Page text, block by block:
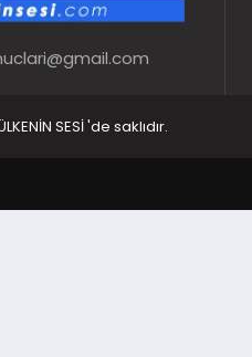
SESİ 'de saklıdır.